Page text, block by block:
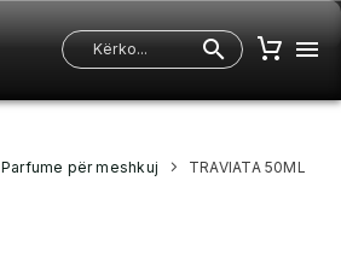
Parfume për meshkuj TRAVIATA 50ML